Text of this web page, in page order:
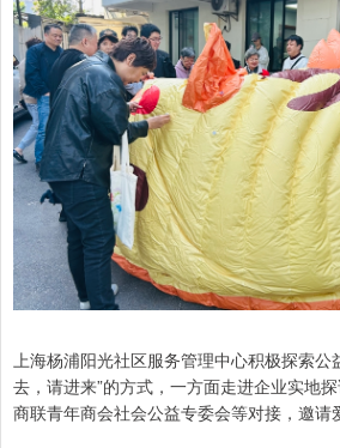
上海杨浦阳光社区服务管理中心积极探索公
去，请进来”的方式，一方面走进企业实地
商联青年商会社会公益专委会等对接，邀请